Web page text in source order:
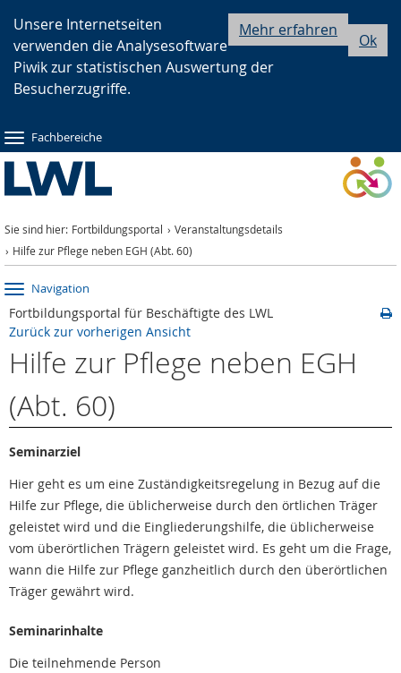
Hauptnavigation
Seitennavigation
Inhalt
Ok
Mehr erfahren
Unsere Internetseiten
verwenden die Analysesoftware
Piwik zur statistischen Auswertung der
Besucherzugriffe.
Fachbereiche
Sie sind hier: Fortbildungsportal
Veranstaltungsdetails
Hilfe zur Pflege neben EGH (Abt. 60)
Navigation
Fortbildungsportal für Beschäftigte des LWL
Zurück zur vorherigen Ansicht
Hilfe zur Pflege neben EGH
(Abt. 60)
Seminarziel
Hier geht es um eine Zuständigkeitsregelung in Bezug auf die
Hilfe zur Pflege, die üblicherweise durch den örtlichen Träger
geleistet wird und die Eingliederungshilfe, die üblicherweise
vom überörtlichen Trägern geleistet wird. Es geht um die Frage,
wann die Hilfe zur Pflege ganzheitlich durch den überörtlichen
Träger gewährt wird.
Seminarinhalte
Die teilnehmende Person